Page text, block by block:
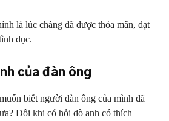
là lúc chàng đã được thỏa mãn, đạt
dục.
của đàn ông
biết người đàn ông của mình đã
Đôi khi có hỏi dò anh có thích